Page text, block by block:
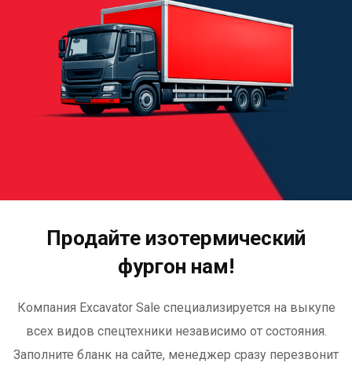
Продайте изотермический
фургон нам!
Компания Excavator Sale специализируется на выкупе
всех видов спецтехники независимо от состояния.
Заполните бланк на сайте, менеджер сразу перезвонит